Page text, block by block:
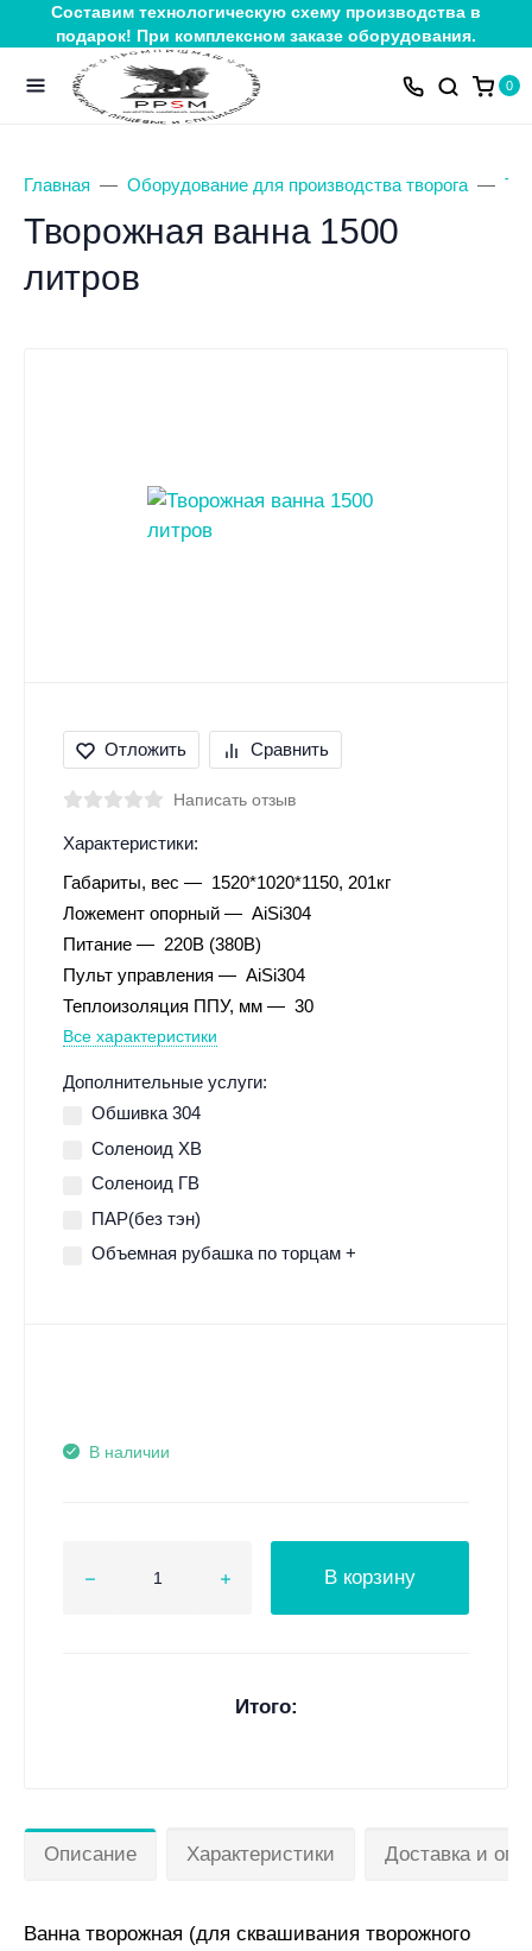
Составим технологическую схему производства в
подарок! При комплексном заказе оборудования.
0
Главная Оборудование для производства творога
Творожная ванна 1500
литров
Отложить Сравнить
Написать отзыв
Характеристики:
Габариты, вес
1520*1020*1150, 201кг
Ложемент опорный
AiSi304
Питание
220В (380В)
Пульт управления
AiSi304
Теплоизоляция ППУ, мм
30
Все характеристики
Дополнительные услуги:
Обшивка 304
Соленоид ХВ
Соленоид ГВ
ПАР(без тэн)
Объемная рубашка по торцам +
В наличии
В корзину
Итого:
Описание Характеристики Доставка и
Ванна творожная (для сквашивания творожного